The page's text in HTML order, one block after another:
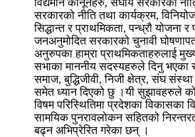
विद्यमान कानूनहरु, संघीय सरकारको
सरकारको नीति तथा कार्यक्रम,
सिद्धान्त र प्राथमिकता, पन्ध्रौ
जनअनुमोदित सरकारको चुनावी
अनुरुपका हाम्रा प्राथमिकताहरुलाई
सभाका माननीय सदस्यहरुले दिनु भएका
समाज, बुद्धिजीवी, निजी क्षेत्र, संघ
समेत ध्यान दिएको छु ।यी सुझावहरुले
विषम परिस्थितिमा प्रदेशका विकासका
सामयिक पुनरावलोकन सहितको
बढ्न अभिप्रेरित गरेका छन् ।